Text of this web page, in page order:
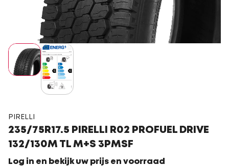
PIRELLI
235/75R17.5 PIRELLI R02 PROFUEL DRIVE
132/130M TL M+S 3PMSF
Log in en bekijk uw prijs en voorraad